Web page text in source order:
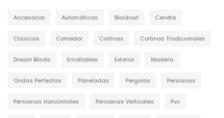
Accesorios Automáticas Blackout Cenefa
Clásicas Comedor Cortinas Cortinas Tradicionales
Dream Blinds Enrollables Exterior Madera
Ondas Perfectas Paneladas Pergolas Persianas
Persianas Horizontales Persianas Verticales Pvc